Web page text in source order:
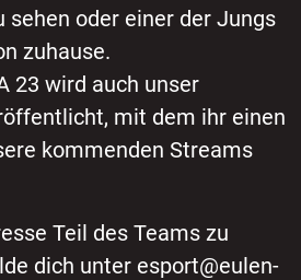
sehen oder einer der Jungs
zuhause.
23 wird auch unser
mit dem ihr einen
kommenden Streams
Teil des Teams zu
dich unter esport@eulen-